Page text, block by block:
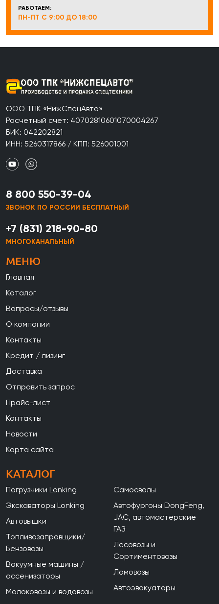
РАБОТАЕМ:
ПН-ПТ С 9:00 ДО 18:00
ООО ТПК «НижСпецАвто»
Расчетный счет: 40702810601070004267
БИК: 042202821
ИНН: 5260317866 / КПП: 526001001
8 800 550-39-04
ЗВОНОК ПО РОССИИ БЕСПЛАТНЫЙ
+7 (831) 218-90-80
МНОГОКАНАЛЬНЫЙ
МЕНЮ
Главная
Каталог
Вопросы/отзывы
О компании
Контакты
Кредит / лизинг
Доставка
Отправить запрос
Прайс-лист
Контакты
Новости
Карта сайта
КАТАЛОГ
Погрузчики Lonking
Экскаваторы Lonking
Автовышки
Топливозаправщики/
Бензовозы
Вакуумные машины /
ассенизаторы
Молоковозы и водовозы
Самосвалы
Автофургоны DongFeng,
JAC, автомастерские
ГАЗ
Лесовозы и
Сортиментовозы
Ломовозы
Автоэвакуаторы